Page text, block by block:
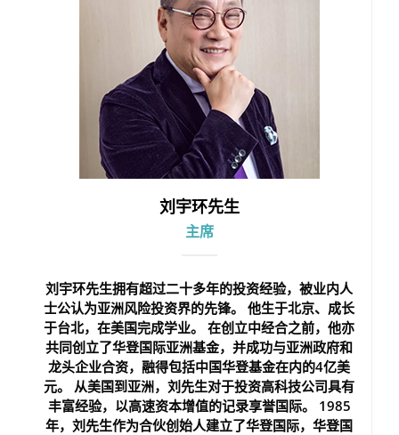
刘宇环先生
主席
刘宇环先生拥有超过二十多年的投资经验，被业内人
士公认为亚洲风险投资界的先锋。 他生于北京、成长
于台北，在美国完成学业。 在创立中经合之前，他亦
共同创立了华登国际亚洲基金，并成功与亚洲政府和
龙头企业合资，融得包括中国华登基金在内的4亿美
元。 从美国到亚洲，刘先生对于投资高科技公司具有
丰富经验，以高速资本增值的记录享誉国际。 1985
年，刘先生作为合伙创始人建立了华登国际，华登国